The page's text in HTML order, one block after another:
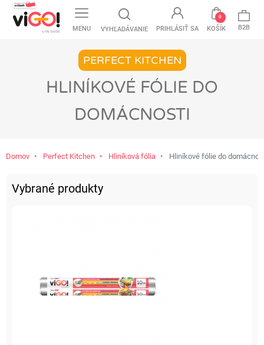
MENU VYHĽADÁVANIE PRIHLÁSIŤ SA KOŠÍK
0
B2B
PERFECT KITCHEN
HLINÍKOVÉ FÓLIE DO
DOMÁCNOSTI
Domov Perfect Kitchen Hliníková fólia Hliníkové fólie do
Vybrané produkty